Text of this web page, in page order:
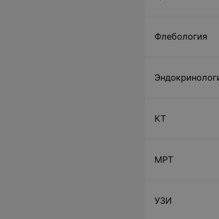
Флебология
КТ
МРТ
УЗИ